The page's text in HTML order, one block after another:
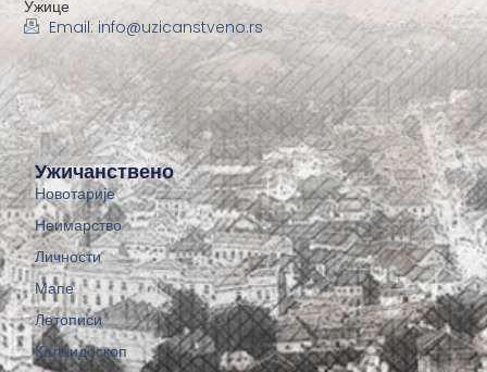
Ужичанствено
Новотарије
Неимарство
Личности
Мапе
Летописи
Калеидоскоп
Ужице
Email: info@uzicanstveno.rs